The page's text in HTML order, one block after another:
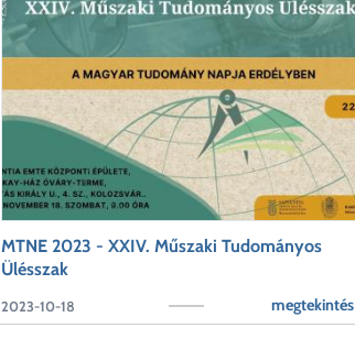
MTNE 2023 - XXIV. Műszaki Tudományos
Ülésszak
megtekintés
2023-10-18